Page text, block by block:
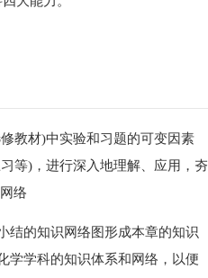
教材)中实验和习题的可变因素
等)，进行深入地理解、应用，夯
络
结的知识网络图形成本章的知识
学学科的知识体系和网络，以便